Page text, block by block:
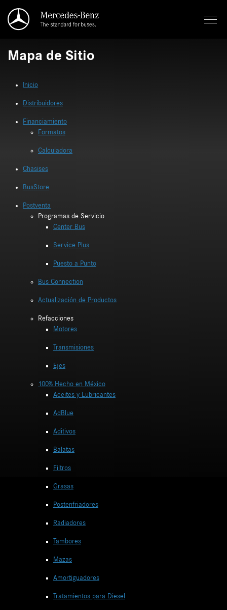
Mapa de Sitio
Inicio
Distribuidores
Financiamiento
Formatos
Calculadora
Chasises
BusStore
Postventa
Programas de Servicio
Center Bus
Service Plus
Puesto a Punto
Bus Connection
Actualización de Productos
Refacciones
Motores
Transmisiones
Ejes
100% Hecho en México
Aceites y Lubricantes
AdBlue
Aditivos
Balatas
Filtros
Grasas
Postenfriadores
Radiadores
Tambores
Mazas
Amortiguadores
Tratamientos para Diesel